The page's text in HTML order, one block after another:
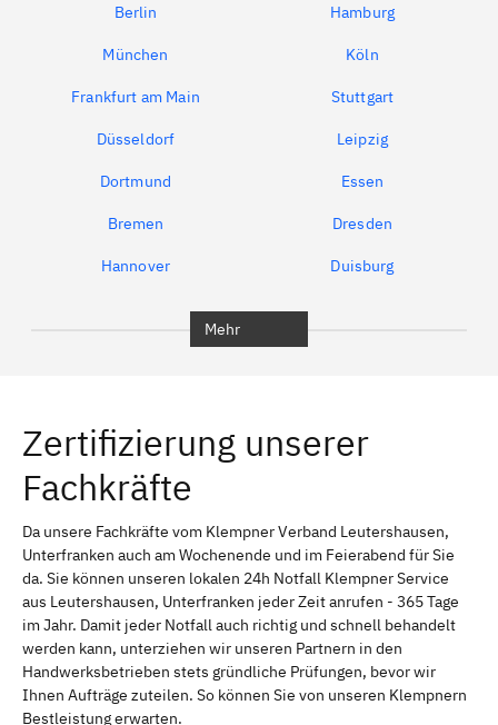
Berlin Hamburg
München Köln
Frankfurt am Main Stuttgart
Düsseldorf Leipzig
Dortmund Essen
Bremen Dresden
Hannover Duisburg
Erlangen Bamberg
Bayreuth
Schweinfurt Passau
Freising Rudelsdorf, Mittelfranken
Mehr
Zertifizierung unserer
Fachkräfte
Da unsere Fachkräfte vom Klempner Verband Leutershausen,
Unterfranken auch am Wochenende und im Feierabend für Sie
da. Sie können unseren lokalen 24h Notfall Klempner Service
aus Leutershausen, Unterfranken jeder Zeit anrufen - 365 Tage
im Jahr. Damit jeder Notfall auch richtig und schnell behandelt
werden kann, unterziehen wir unseren Partnern in den
Handwerksbetrieben stets gründliche Prüfungen, bevor wir
Ihnen Aufträge zuteilen. So können Sie von unseren Klempnern
Bestleistung erwarten.